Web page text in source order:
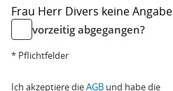
Frau Herr Divers keine Angabe
vorzeitig abgegangen?
* Pflichtfelder
Ich akzeptiere dieAGB und habe die